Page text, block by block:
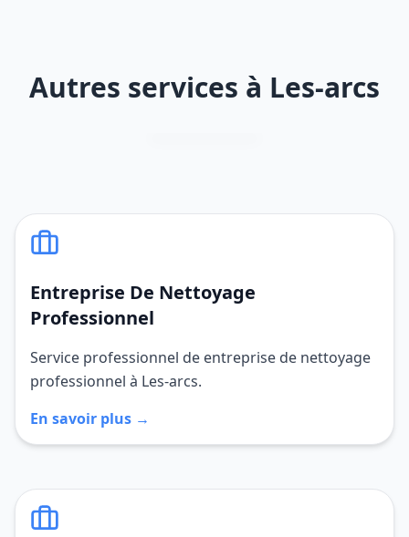
Autres services à Les-arcs
Entreprise De Nettoyage
Professionnel
Service professionnel de entreprise de nettoyage
professionnel à Les-arcs.
En savoir plus →